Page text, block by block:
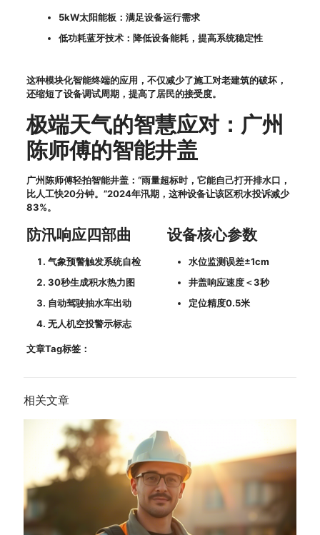
5kW太阳能板：满足设备运行需求
低功耗蓝牙技术：降低设备能耗，提高系统稳定性
这种模块化智能终端的应用，不仅减少了施工对老建筑的破坏，
还缩短了设备调试周期，提高了居民的接受度。
极端天气的智慧应对：广州
陈师傅的智能井盖
广州陈师傅轻拍智能井盖：“雨量超标时，它能自己打开排水口，
比人工快20分钟。”2024年汛期，这种设备让该区积水投诉减少
83%。
防汛响应四部曲
气象预警触发系统自检
30秒生成积水热力图
自动驾驶抽水车出动
无人机空投警示标志
设备核心参数
水位监测误差±1cm
井盖响应速度＜3秒
定位精度0.5米
文章Tag标签：
相关文章